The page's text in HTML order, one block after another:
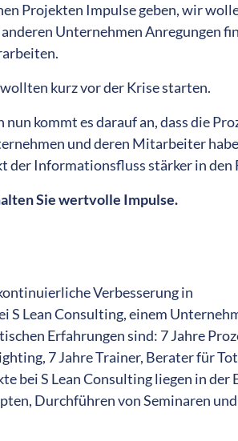
Projekten Impulse geben, wir
Unternehmen Anregungen
kurz vor der Krise starten.
kommt es darauf an, dass die
und deren Mitarbeiter
der Informationsfluss stärker in den
Sie wertvolle Impulse.
Verbesserung in
S Lean Consulting, einem
Erfahrungen sind: 7 Jahre
7 Jahre Trainer, Berater für
bei S Lean Consulting liegen in der
Durchführen von Seminaren